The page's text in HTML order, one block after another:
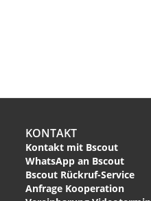
KONTAKT
Kontakt mit Bscout
WhatsApp an Bscout
Bscout Rückruf-Service
Anfrage Kooperation